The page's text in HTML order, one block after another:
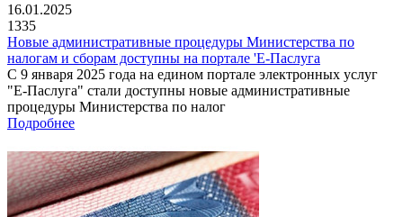
16.01.2025
1335
Новые административные процедуры Министерства по
налогам и сборам доступны на портале 'Е-Паслуга
С 9 января 2025 года на едином портале электронных услуг
"Е-Паслуга" стали доступны новые административные
процедуры Министерства по налог
Подробнее